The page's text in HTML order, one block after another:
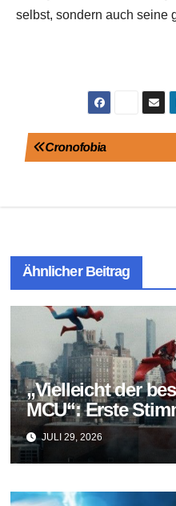
selbst, sondern auch seine
Cronofobia
Ähnlicher Beitrag
„Vielleicht der
MCU“: Erste
Day fallen
JULI 29, 2026